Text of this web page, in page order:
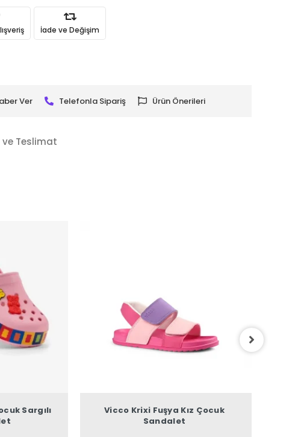
İade ve Değişim
Ver Telefonla Sipariş Ürün Önerileri
Teslimat
Sargılı
Vicco Krixi Fuşya Kız Çocuk
Sandalet